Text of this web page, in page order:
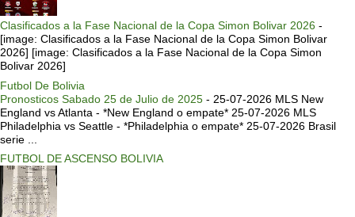
Clasificados a la Fase Nacional de la Copa Simon Bolivar 2026 -
[image: Clasificados a la Fase Nacional de la Copa Simon Bolivar
2026] [image: Clasificados a la Fase Nacional de la Copa Simon
Bolivar 2026]
Futbol De Bolivia
Pronosticos Sabado 25 de Julio de 2025 - 25-07-2026 MLS New
England vs Atlanta - *New England o empate* 25-07-2026 MLS
Philadelphia vs Seattle - *Philadelphia o empate* 25-07-2026 Brasil
serie ...
FUTBOL DE ASCENSO BOLIVIA